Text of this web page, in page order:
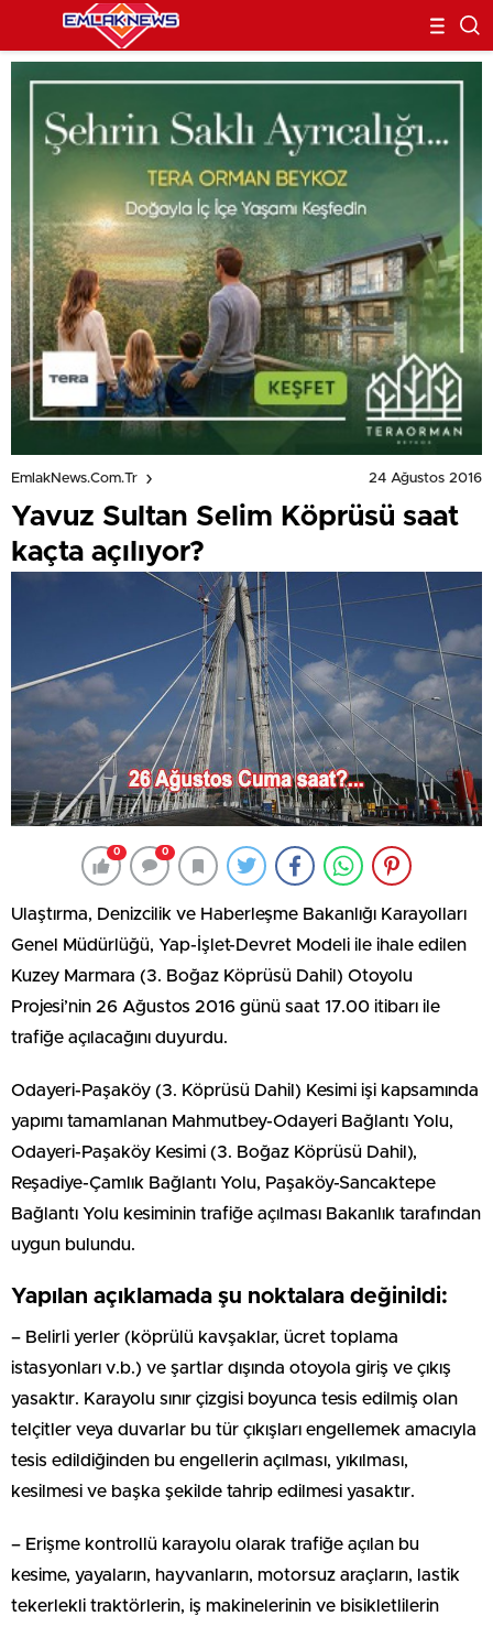
EmlakNews.com.tr 24 Ağustos 2016
Yavuz Sultan Selim Köprüsü saat
kaçta açılıyor?
0 0
Ulaştırma, Denizcilik ve Haberleşme Bakanlığı Karayolları
Genel Müdürlüğü, Yap-İşlet-Devret Modeli ile ihale edilen
Kuzey Marmara (3. Boğaz Köprüsü Dahil) Otoyolu
Projesi’nin 26 Ağustos 2016 günü saat 17.00 itibarı ile
trafiğe açılacağını duyurdu.
Odayeri-Paşaköy (3. Köprüsü Dahil) Kesimi işi kapsamında
yapımı tamamlanan Mahmutbey-Odayeri Bağlantı Yolu,
Odayeri-Paşaköy Kesimi (3. Boğaz Köprüsü Dahil),
Reşadiye-Çamlık Bağlantı Yolu, Paşaköy-Sancaktepe
Bağlantı Yolu kesiminin trafiğe açılması Bakanlık tarafından
uygun bulundu.
Yapılan açıklamada şu noktalara değinildi:
– Belirli yerler (köprülü kavşaklar, ücret toplama
istasyonları v.b.) ve şartlar dışında otoyola giriş ve çıkış
yasaktır. Karayolu sınır çizgisi boyunca tesis edilmiş olan
telçitler veya duvarlar bu tür çıkışları engellemek amacıyla
tesis edildiğinden bu engellerin açılması, yıkılması,
kesilmesi ve başka şekilde tahrip edilmesi yasaktır.
– Erişme kontrollü karayolu olarak trafiğe açılan bu
kesime, yayaların, hayvanların, motorsuz araçların, lastik
tekerlekli traktörlerin, iş makinelerinin ve bisikletlilerin